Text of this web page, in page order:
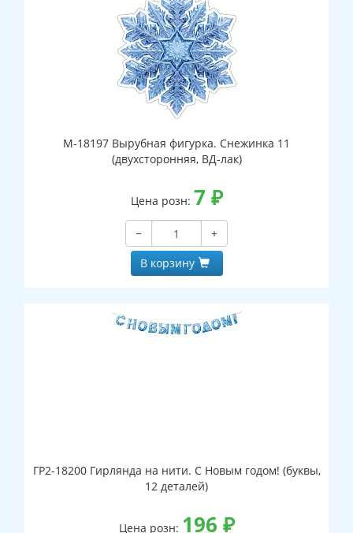
М-18197 Вырубная фигурка. Снежинка 11
(двухсторонняя, ВД-лак)
Цена розн: 7 ₽
−
+
В корзину
ГР2-18200 Гирлянда на нити. С Новым годом! (буквы,
12 деталей)
Цена розн: 196 ₽